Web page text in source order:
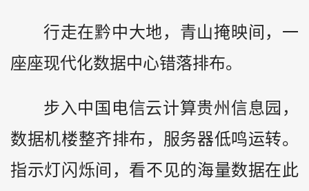
行走在黔中大地，青山掩映间，一
座座现代化数据中心错落排布。
步入中国电信云计算贵州信息园，
数据机楼整齐排布，服务器低鸣运转。
指示灯闪烁间，看不见的海量数据在此